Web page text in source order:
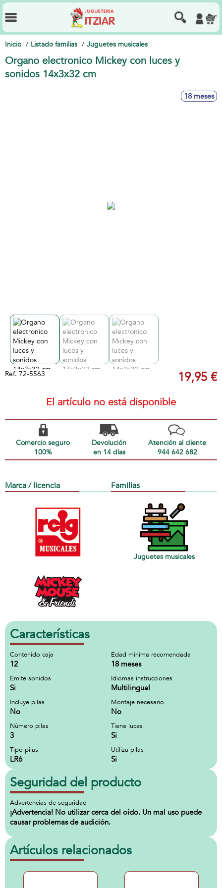
Inicio Listado familias Juguetes musicales
Organo electronico Mickey con luces y
sonidos 14x3x32 cm
18 meses
Ref. 72-5563 19,95 €
El artículo no está disponible
Comercio seguro
100%
Devolución
en 14 días
Atención al cliente
944 642 682
Marca / licencia Familias
Juguetes musicales
Características
Contenido caja
12
Edad minima recomendada
18 meses
Emite sonidos
Si
Idiomas instrucciones
Multilingual
Incluye pilas
No
Montaje necesario
No
Número pilas
3
Tiene luces
Si
Tipo pilas
LR6
Utiliza pilas
Si
Seguridad del producto
Advertencias de seguridad
¡Advertencia! No utilizar cerca del oído. Un mal uso puede
causar problemas de audición.
Artículos relacionados